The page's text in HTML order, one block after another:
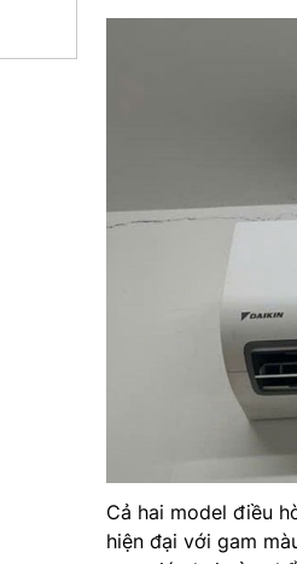
Cả hai model điều
hiện đại với gam